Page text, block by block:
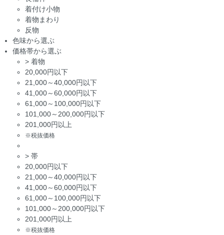
着付け小物
着物まわり
反物
色味から選ぶ
価格帯から選ぶ
> 着物
20,000円以下
21,000～40,000円以下
41,000～60,000円以下
61,000～100,000円以下
101,000～200,000円以下
201,000円以上
※税抜価格
> 帯
20,000円以下
21,000～40,000円以下
41,000～60,000円以下
61,000～100,000円以下
101,000～200,000円以下
201,000円以上
※税抜価格